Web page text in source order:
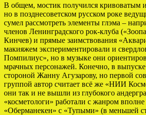
В общем, мостик получился кривоватым
но в позднесоветском русском роке
сумел рассмотреть элементы глэма –
членов Ленинградского рок-клуба
Кинчев) и прямые заимствования
макияжем экспериментировали и
Помпилиус», но в музыке они
мрачных персонажей. Конечно, в
стороной Жанну Агузарову, но первой
группой автор считает всё же «НИИ
они так и не вышли из глубокого
«косметологи» работали с жанром
«Оберманекен» с «Тупыми» (в меньшей